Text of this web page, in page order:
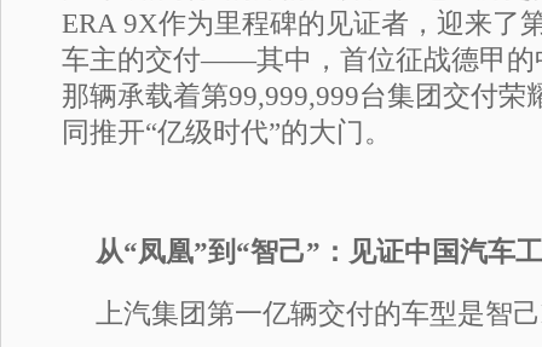
ERA 9X作为里程碑的见证者，迎来了
车主的交付——其中，首位征战德甲的
那辆承载着第99,999,999台集团交付荣
同推开“亿级时代”的大门。
从“凤凰”到“智己”：见证中国汽车
上汽集团第一亿辆交付的车型是智